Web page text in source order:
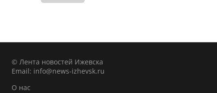
© Лента новостей Ижевска
Email: info@news-izhevsk.ru
О нас